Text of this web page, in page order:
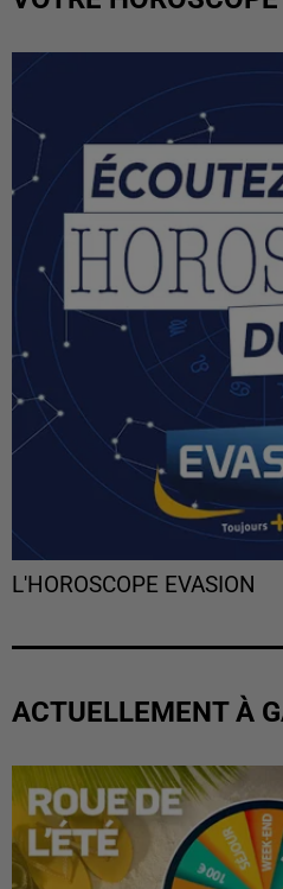
L'HOROSCOPE EVASION
ACTUELLEMENT À